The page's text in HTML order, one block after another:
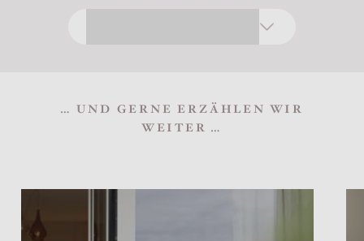
… UND GERNE ERZÄHLEN WIR
WEITER …